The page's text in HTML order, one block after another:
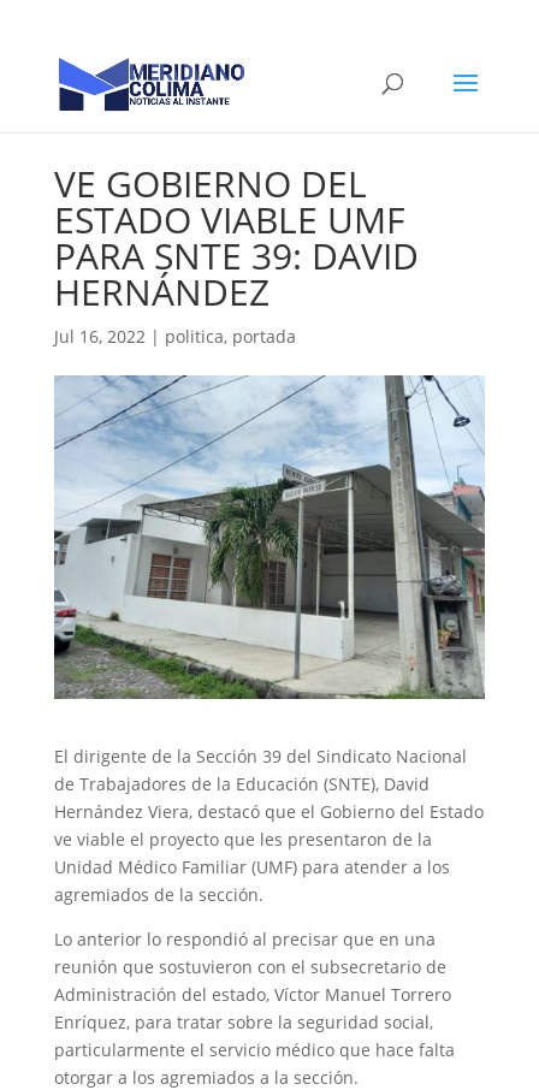
VE GOBIERNO DEL
ESTADO VIABLE UMF
PARA SNTE 39: DAVID
HERNÁNDEZ
Jul 16, 2022| politica, portada
El dirigente de la Sección 39 del Sindicato Nacional
de Trabajadores de la Educación (SNTE), David
Hernández Viera, destacó que el Gobierno del Estado
ve viable el proyecto que les presentaron de la
Unidad Médico Familiar (UMF) para atender a los
agremiados de la sección.
Lo anterior lo respondió al precisar que en una
reunión que sostuvieron con el subsecretario de
Administración del estado, Víctor Manuel Torrero
Enríquez, para tratar sobre la seguridad social,
particularmente el servicio médico que hace falta
otorgar a los agremiados a la sección.